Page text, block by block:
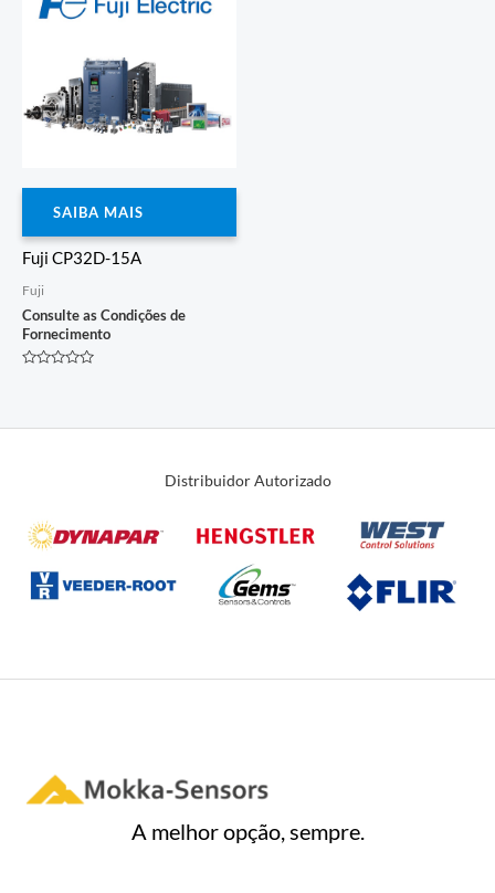
SAIBA MAIS
Fuji CP32D-15A
Fuji
Consulte as Condições de
Fornecimento
Distribuidor Autorizado
A melhor opção, sempre.